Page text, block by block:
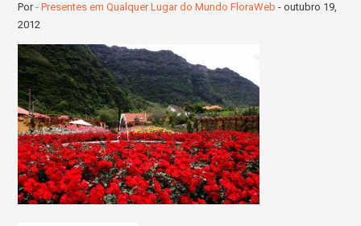
Por- Presentes em Qualquer Lugar do Mundo FloraWeb -outubro 19,
2012